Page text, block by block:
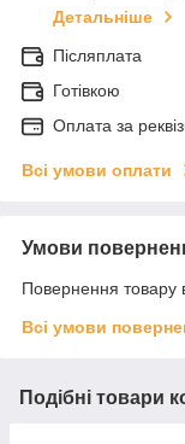
Детальніше
Післяплата
Готівкою
Оплата за
Всі умови оплати
Умови
Повернення товару
Всі умови
Подібні товари